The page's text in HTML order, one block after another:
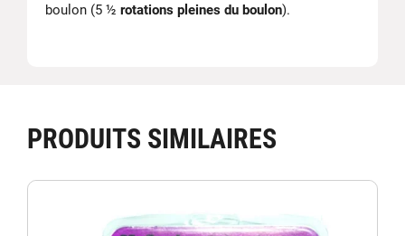
boulon (5 ½ rotations pleines du boulon).
PRODUITS SIMILAIRES